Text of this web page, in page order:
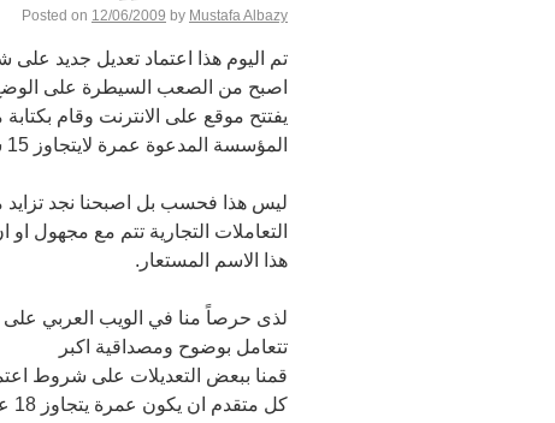
Posted on 12/06/2009 by Mustafa Albazy
تم اليوم هذا اعتماد تعديل جديد
اصبح من الصعب السيطرة على
يفتتح موقع على الانترنت وقام
المؤسسة المدعوة عمرة لايتجاوز 15 سنة وكما نعلم جميعاً ان السن القانوني 18 سنة ومافوق.
ليس هذا فحسب بل اصبحنا نجد
التعاملات التجارية تتم مع مجهول
هذا الاسم المستعار.
لذى حرصاً منا في الويب العربي على
تتعامل بوضوح ومصداقية اكبر
قمنا ببعض التعديلات على شروط